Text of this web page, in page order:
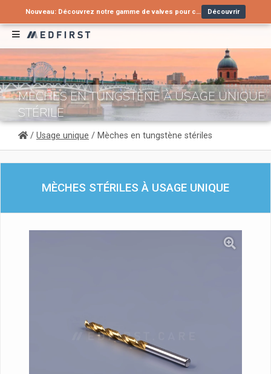
Nouveau: Découvrez notre gamme de valves pour cathéters urinaires ! Découvrir
MÈCHES EN TUNGSTÈNE À USAGE UNIQUE
STÉRILE
/ Usage unique / Mèches en tungstène stériles
MÈCHES STÉRILES À USAGE UNIQUE